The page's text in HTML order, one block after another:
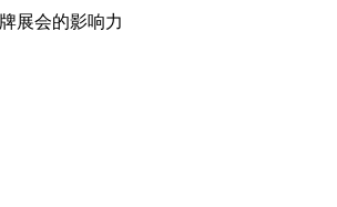
展会的影响力